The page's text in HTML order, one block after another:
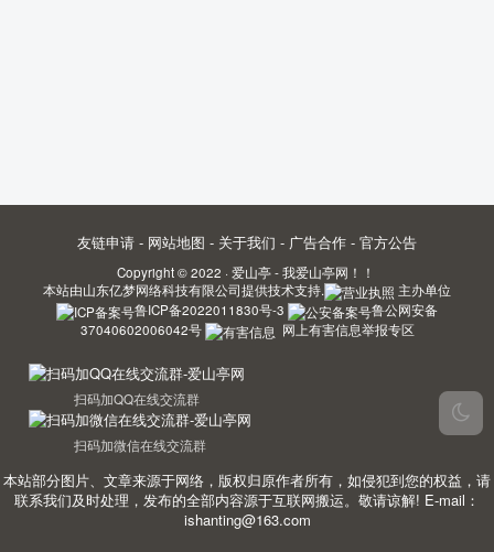
友链申请 - 网站地图 - 关于我们 - 广告合作 - 官方公告
Copyright © 2022 · 爱山亭 - 我爱山亭网！！
本站由山东亿梦网络科技有限公司提供技术支持.
主办单位
鲁ICP备2022011830号-3
鲁公网安备
37040602006042号
网上有害信息举报专区
扫码加QQ在线交流群
扫码加微信在线交流群
本站部分图片、文章来源于网络，版权归原作者所有，如侵犯到您的权益，请
联系我们及时处理，发布的全部内容源于互联网搬运。敬请谅解! E-mail：
ishanting@163.com